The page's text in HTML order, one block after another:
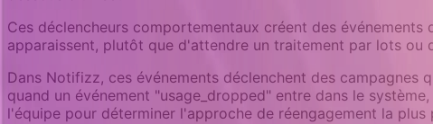
Ces déclencheurs comportementaux créent des
apparaissent, plutôt que d'attendre un traitement par lots ou
Dans Notifizz, ces événements déclenchent des
quand un événement "usage_dropped" entre dans le
l'équipe pour déterminer l'approche de réengagement la plus